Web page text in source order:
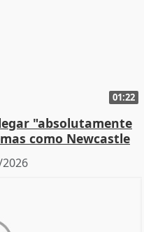
01:22
"absolutamente
como Newcastle